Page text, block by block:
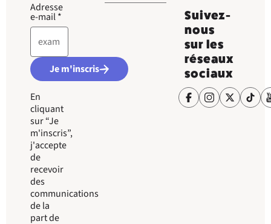
Adresse
e-mail*
Je m'inscris
En
cliquant
sur “Je
m'inscris”,
j'accepte
de
recevoir
des
communications
de la
part de
Suivez-
nous
sur les
réseaux
sociaux